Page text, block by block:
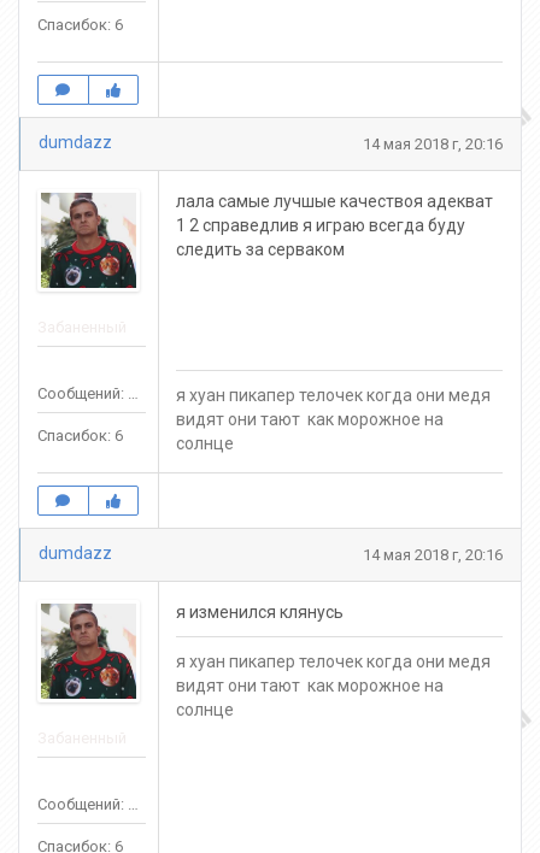
Спасибок: 6
dumdazz 14 мая 2018 г, 20:16
Сообщений: 141
Спасибок: 6
лала самые лучшые качествоя адекват
1 2 справедлив я играю всегда буду
следить за серваком
я хуан пикапер телочек когда они медя
видят они тают как морожное на
солнце
dumdazz 14 мая 2018 г, 20:16
Сообщений: 141
Спасибок: 6
я изменился клянусь
я хуан пикапер телочек когда они медя
видят они тают как морожное на
солнце